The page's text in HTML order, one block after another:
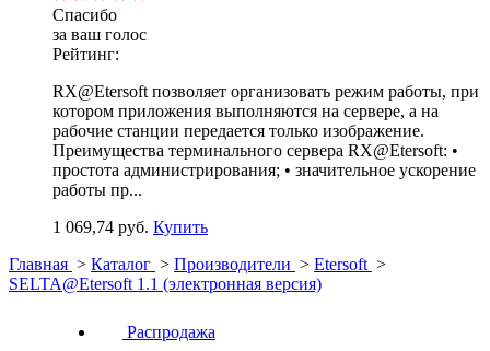
Спасибо
за ваш голос
Рейтинг:
RX@Etersoft позволяет организовать режим работы, при
котором приложения выполняются на сервере, а на
рабочие станции передается только изображение.
Преимущества терминального сервера RX@Etersoft: •
простота администрирования; • значительное ускорение
работы пр...
1 069,74 руб. Купить
Главная > Каталог > Производители > Etersoft >
SELTA@Etersoft 1.1 (электронная версия)
Распродажа